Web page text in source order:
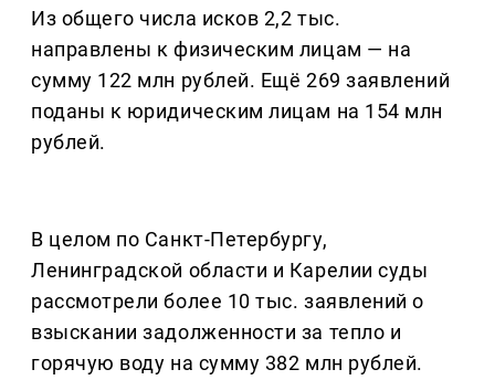
Из общего числа исков 2,2 тыс.
направлены к физическим лицам — на
сумму 122 млн рублей. Ещё 269 заявлений
поданы к юридическим лицам на 154 млн
рублей.
В целом по Санкт-Петербургу,
Ленинградской области и Карелии суды
рассмотрели более 10 тыс. заявлений о
взыскании задолженности за тепло и
горячую воду на сумму 382 млн рублей.